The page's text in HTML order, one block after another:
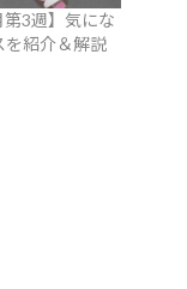
第3週】気にな
を紹介＆解説